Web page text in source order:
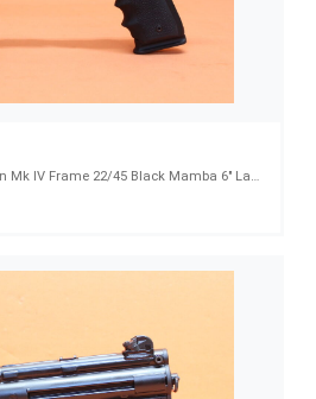
Ha.Pistole .22lr Volquartsen Mk IV Frame 22/45 Black Mamba 6" Lauf/ Kompensator/ Gewinde 1/2-28